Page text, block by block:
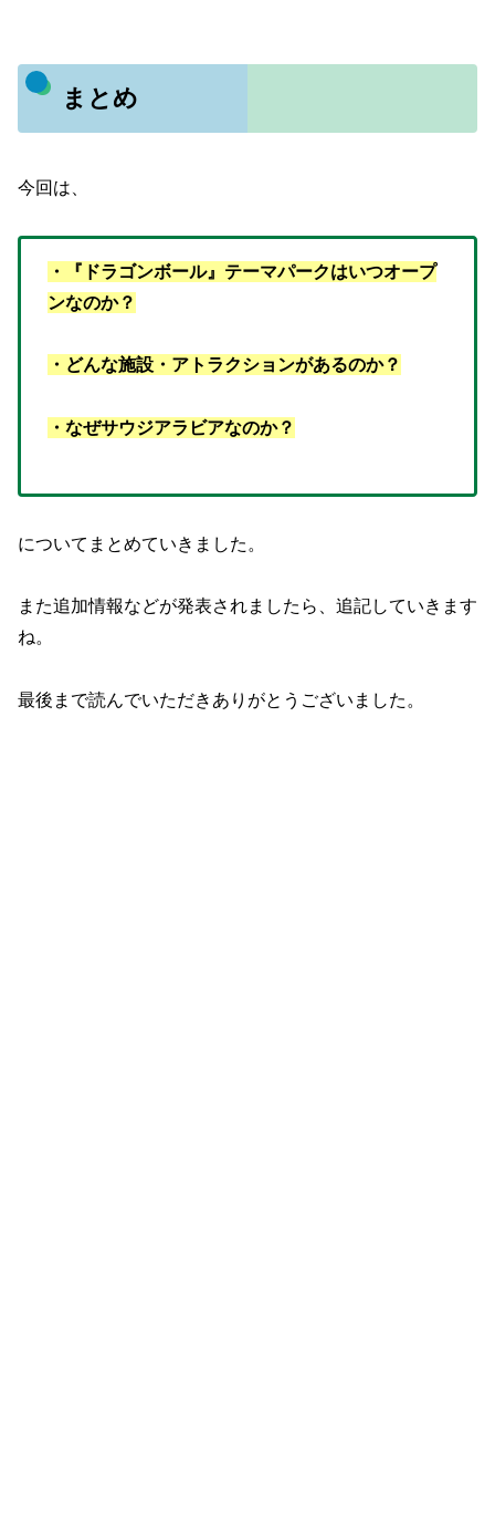
まとめ
今回は、
・『ドラゴンボール』テーマパークはいつオープ
ンなのか？
・どんな施設・ アトラクションがあるのか？
・なぜサウジアラビアなのか？
についてまとめていきました。
また追加情報などが発表されましたら、追記していきます
ね。
最後まで読んでいただきありがとうございました。